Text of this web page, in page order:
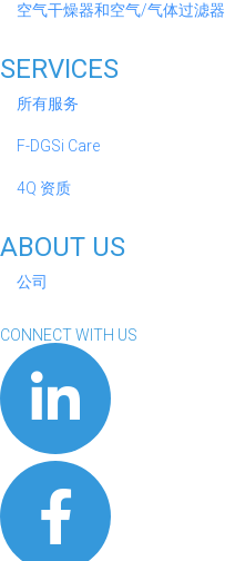
空气干燥器和空气/气体过滤器
SERVICES
所有服务
F-DGSi Care
4Q 资质
ABOUT US
公司
CONNECT WITH US